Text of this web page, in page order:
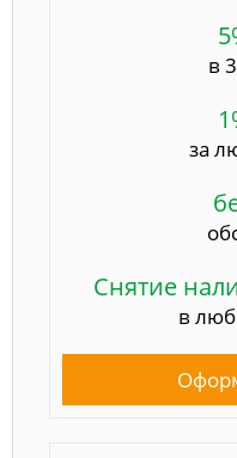
в
за
Снятие
в